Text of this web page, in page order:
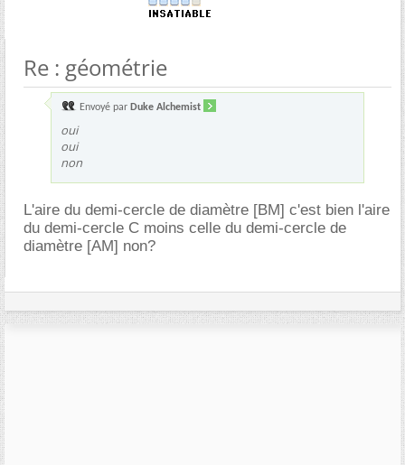
Re : géométrie
Envoyé par Duke Alchemist
oui
oui
non
L'aire du demi-cercle de diamètre [BM] c'est bien l'aire
du demi-cercle C moins celle du demi-cercle de
diamètre [AM] non?